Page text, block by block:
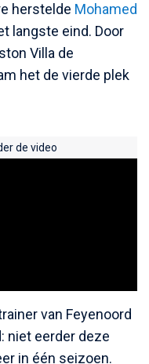
herstelde Mohamed
langste eind. Door
Villa de
het de vierde plek
de video
van Feyenoord
niet eerder deze
in één seizoen.